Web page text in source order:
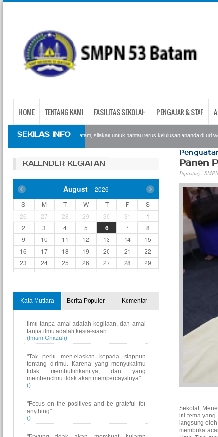
HOME TENTANG KAMI FASILITAS SEKOLAH PENGAJAR & STAF
SEKILAS INFO
Bagi siswa siswi SMPN53 Batam, silakan untuk pantau terus kelulusan ananda di url
Panen
Diposting:
Sekolah
ini tema yang
langsung
membuka
KALENDER KEGIATAN
August
2026
S
M T W T F
S
26
27 28 29 30 31
1
2
3 4 5 6 7
8
9
10 11 12 13 14
15
16
17 18 19 20 21
22
23
24 25 26 27 28
29
Kata Mutiara Berita Populer Komentar
Ilmu tanpa amal adalah kegilaan, dan amal
tanpa ilmu adalah kesia-siaan
(Imam Ghazali)
"Tak perlu menjelaskan kepada siappun
tentang dirimu. Karena yang menyukaimu
tidak membutuhkannya, dan yang
membencimu tidak akan mempercayainya"
()
"Focus on the positives and be grateful for
anything"
()